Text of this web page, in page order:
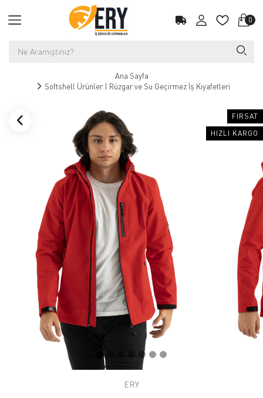
0
Ana Sayfa
Softshell Ürünler | Rüzgar ve Su Geçirmez İş Kıyafetleri
FIRSAT
HIZLI KARGO
ERY